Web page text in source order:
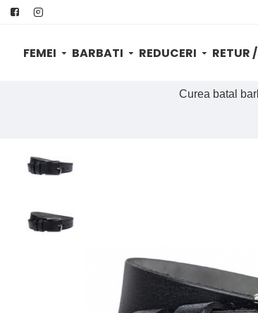
FEMEI BARBATI REDUCERI RETUR
Curea batal